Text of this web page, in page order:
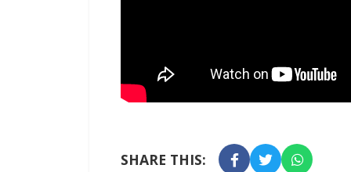
SHARE THIS: